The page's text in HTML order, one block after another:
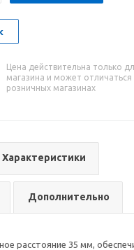
Цена действительна только
магазина и может отличаться
розничных магазинах
Характеристики
Дополнительно
расстояние 35 мм,